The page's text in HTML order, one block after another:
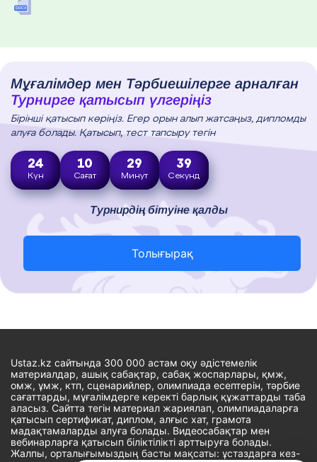
Мұғалімдер мен Тәрбиешілерге арналған
Турнирге қатысып үлгеріңіз
Бірінші қатысып көріңіз. Егер орын алып жатсаңыз, дипломды
алуға болады. Қатысып, тест тапсыру тегін
24
Күн
10
Сағат
29
Минут
38
Секунд
Турнирдің бітуіне қалды
Толығырақ
Ustaz.kz сайтында 300 000 астам оқу әдістемелік
материалдар, ашық сабақтар, сабақ жоспарлары, қмж,
омж, ұмж, ктп, сценарийлер, олимпиада есептерін, тәрбие
сағаттарды, мұғалімдерге керекті барлық құжаттарды таба
аласыз. Сайтта тегін материал жариялап, олимпиадаларға
қатысып сертификат, диплом, алғыс хат, грамота
мадақтамаларды алуға болады. Видеосабақтар мен
вебинарларға қатысып біліктілікті арттыруға болады.
Жалпы, орталығымыздың басты мақсаты: ұстаздарға кез-